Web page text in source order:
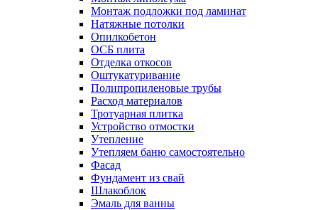
Монтаж подложки под ламинат
Натяжные потолки
Опилкобетон
ОСБ плита
Отделка откосов
Оштукатуривание
Полипропиленовые трубы
Расход материалов
Тротуарная плитка
Устройство отмостки
Утепление
Утепляем баню самостоятельно
Фасад
Фундамент из свай
Шлакоблок
Эмаль для ванны